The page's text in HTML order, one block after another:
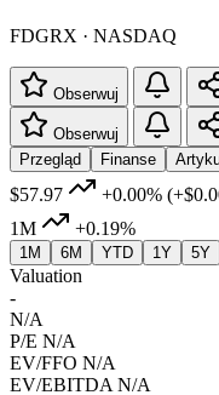
FDGRX · NASDAQ
Obserwuj
Obserwuj
Przegląd
Finanse
$57.97 +0.00%
1M
+0.19%
1M 6M YTD 1Y 5Y
Valuation
-
N/A
P/E N/A
EV/FFO N/A
EV/EBITDA N/A